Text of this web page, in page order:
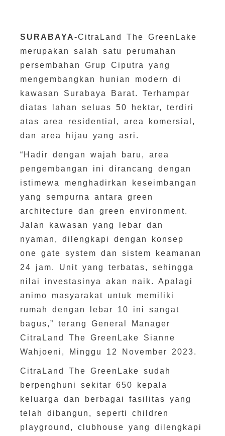
SURABAYA-CitraLand The GreenLake
merupakan salah satu perumahan
persembahan Grup Ciputra yang
mengembangkan hunian modern di
kawasan Surabaya Barat. Terhampar
diatas lahan seluas 50 hektar, terdiri
atas area residential, area komersial,
dan area hijau yang asri.
“Hadir dengan wajah baru, area
pengembangan ini dirancang dengan
istimewa menghadirkan keseimbangan
yang sempurna antara green
architecture dan green environment.
Jalan kawasan yang lebar dan
nyaman, dilengkapi dengan konsep
one gate system dan sistem keamanan
24 jam. Unit yang terbatas, sehingga
nilai investasinya akan naik. Apalagi
animo masyarakat untuk memiliki
rumah dengan lebar 10 ini sangat
bagus,” terang General Manager
CitraLand The GreenLake Sianne
Wahjoeni, Minggu 12 November 2023.
CitraLand The GreenLake sudah
berpenghuni sekitar 650 kepala
keluarga dan berbagai fasilitas yang
telah dibangun, seperti children
playground, clubhouse yang dilengkapi